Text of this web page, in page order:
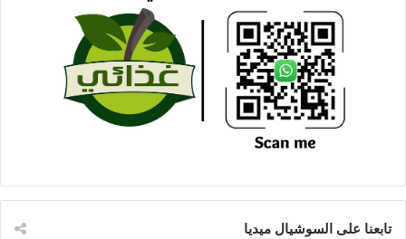
تابعنا على السوشيال ميديا